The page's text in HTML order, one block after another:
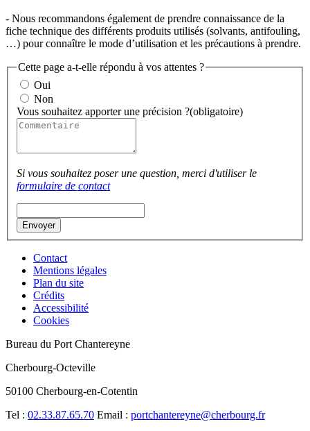
- Nous recommandons également de prendre connaissance de la
fiche technique des différents produits utilisés (solvants, antifouling,
…) pour connaître le mode d’utilisation et les précautions à prendre.
Cette page a-t-elle répondu à vos attentes ?
Oui
Non
Vous souhaitez apporter une précision ?(obligatoire)
Si vous souhaitez poser une question, merci d'utiliser le
formulaire de contact
Contact
Mentions légales
Plan du site
Crédits
Accessibilité
Cookies
Bureau du Port Chantereyne
Cherbourg-Octeville
50100 Cherbourg-en-Cotentin
Tel : 02.33.87.65.70 Email : portchantereyne@cherbourg.fr